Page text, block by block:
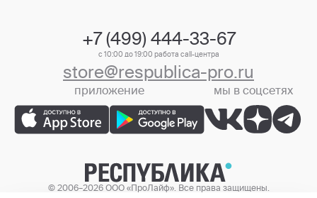
+7 (499) 444-33-67
с 10:00 до 19:00 работа call-центра
store@respublica-pro.ru
приложение мы в соцсетях
© 2006–2026 ООО «ПроЛайф». Все права защищены.